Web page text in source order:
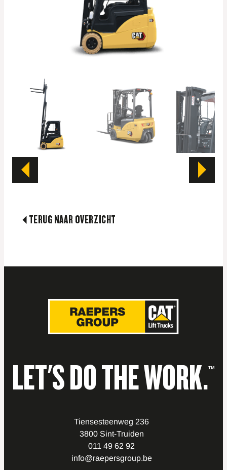
TERUG NAAR OVERZICHT
2 ton hefvermogen
LET'S DO THE WORK.™
Tiensesteenweg 236
3800 Sint-Truiden
011 49 62 92
info@raepersgroup.be